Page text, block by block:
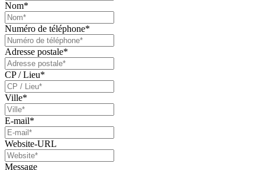
Nom*
Numéro de téléphone*
Adresse postale*
CP / Lieu*
Ville*
E-mail*
Website-URL
Message